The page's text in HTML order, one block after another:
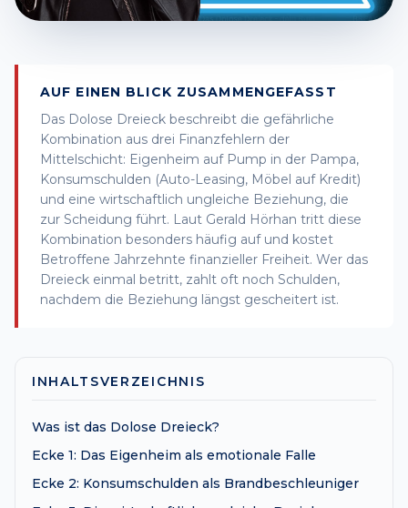
AUF EINEN BLICK ZUSAMMENGEFASST
Das Dolose Dreieck beschreibt die gefährliche
Kombination aus drei Finanzfehlern der
Mittelschicht: Eigenheim auf Pump in der Pampa,
Konsumschulden (Auto-Leasing, Möbel auf Kredit)
und eine wirtschaftlich ungleiche Beziehung, die
zur Scheidung führt. Laut Gerald Hörhan tritt diese
Kombination besonders häufig auf und kostet
Betroffene Jahrzehnte finanzieller Freiheit. Wer das
Dreieck einmal betritt, zahlt oft noch Schulden,
nachdem die Beziehung längst gescheitert ist.
INHALTSVERZEICHNIS
Was ist das Dolose Dreieck?
Ecke 1: Das Eigenheim als emotionale Falle
Ecke 2: Konsumschulden als Brandbeschleuniger